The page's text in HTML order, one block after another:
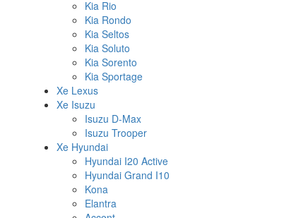
Kia Rio
Kia Rondo
Kia Seltos
Kia Soluto
Kia Sorento
Kia Sportage
Xe Lexus
Xe Isuzu
Isuzu D-Max
Isuzu Trooper
Xe Hyundai
Hyundai I20 Active
Hyundai Grand I10
Kona
Elantra